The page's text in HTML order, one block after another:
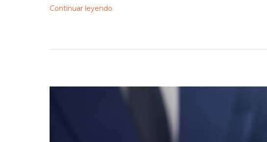
Continuar leyendo